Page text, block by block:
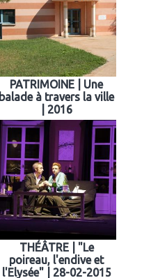
PATRIMOINE | Une
balade à travers la ville
| 2016
THÉÂTRE | "Le
poireau, l'endive et
l'Elysée" | 28-02-2015